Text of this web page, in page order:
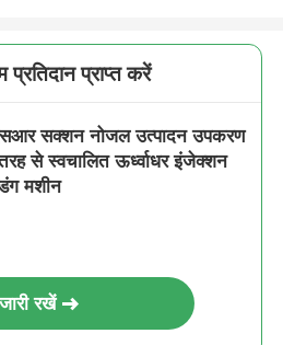
प्राप्त करें
सक्शन नोजल उत्पादन उपकरण
से स्वचालित ऊर्ध्वाधर इंजेक्शन
मशीन
जारी रखें